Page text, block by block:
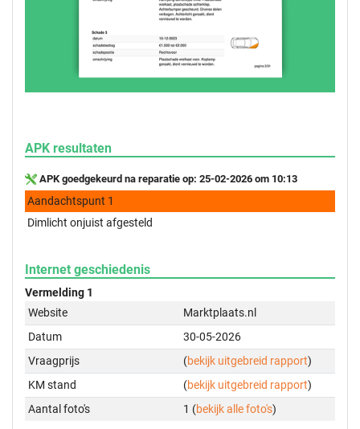
APK resultaten
APK goedgekeurd na reparatie op: 25-02-2026 om 10:13
Aandachtspunt 1
Dimlicht onjuist afgesteld
Internet geschiedenis
Vermelding 1
Website
Marktplaats.nl
Datum
30-05-2026
Vraagprijs
(bekijk uitgebreid rapport)
KM stand
(bekijk uitgebreid rapport)
Aantal foto's
1 (bekijk alle foto's)